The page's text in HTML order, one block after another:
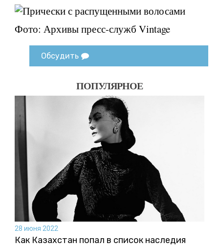
Фото: Архивы пресс-служб Vintage
Обсудить
ПОПУЛЯРНОЕ
28 июня 2022
Как Казахстан попал в список наследия